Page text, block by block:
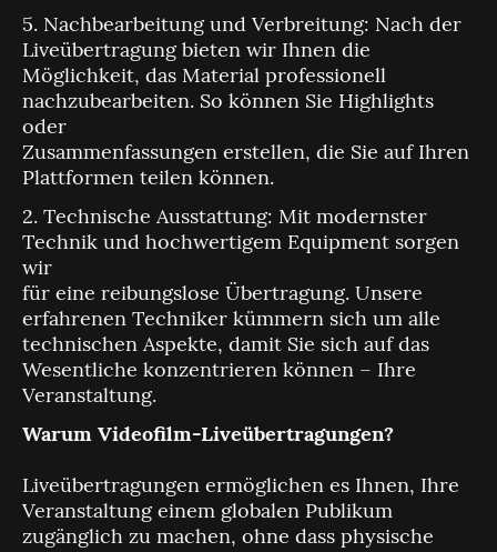
5. Nachbearbeitung und Verbreitung: Nach der
Liveübertragung bieten wir Ihnen die
Möglichkeit, das Material professionell
nachzubearbeiten. So können Sie Highlights
oder
Zusammenfassungen erstellen, die Sie auf Ihren
Plattformen teilen können.
2. Technische Ausstattung: Mit modernster
Technik und hochwertigem Equipment sorgen
wir
für eine reibungslose Übertragung. Unsere
erfahrenen Techniker kümmern sich um alle
technischen Aspekte, damit Sie sich auf das
Wesentliche konzentrieren können – Ihre
Veranstaltung.
Warum Videofilm-Liveübertragungen?
Liveübertragungen ermöglichen es Ihnen, Ihre
Veranstaltung einem globalen Publikum
zugänglich zu machen, ohne dass physische